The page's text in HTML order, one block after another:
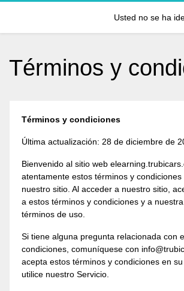
Usted no se ha
Términos y
Términos y condiciones
Última actualización: 28 de diciembre de
Bienvenido al sitio web
atentamente estos términos y
nuestro sitio. Al acceder a nuestro sitio,
a estos términos y condiciones y a
términos de uso.
Si tiene alguna pregunta relacionada con
condiciones, comuníquese con
acepta estos términos y condiciones en
utilice nuestro Servicio.